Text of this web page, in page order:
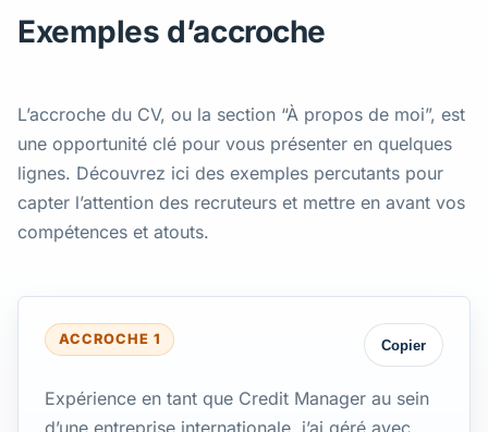
Exemples d’accroche
L’accroche du CV, ou la section “À propos de moi”, est
une opportunité clé pour vous présenter en quelques
lignes. Découvrez ici des exemples percutants pour
capter l’attention des recruteurs et mettre en avant vos
compétences et atouts.
ACCROCHE 1 Copier
Expérience en tant que Credit Manager au sein